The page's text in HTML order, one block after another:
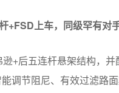
+FSD上车，同级罕有对
+后五连杆悬架结构，
调节阻尼、有效过滤路